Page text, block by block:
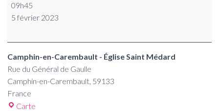
09h45
5 février 2023
Camphin-en-Carembault - Église Saint Médard
Rue du Général de Gaulle
Camphin-en-Carembault, 59133
France
Carte